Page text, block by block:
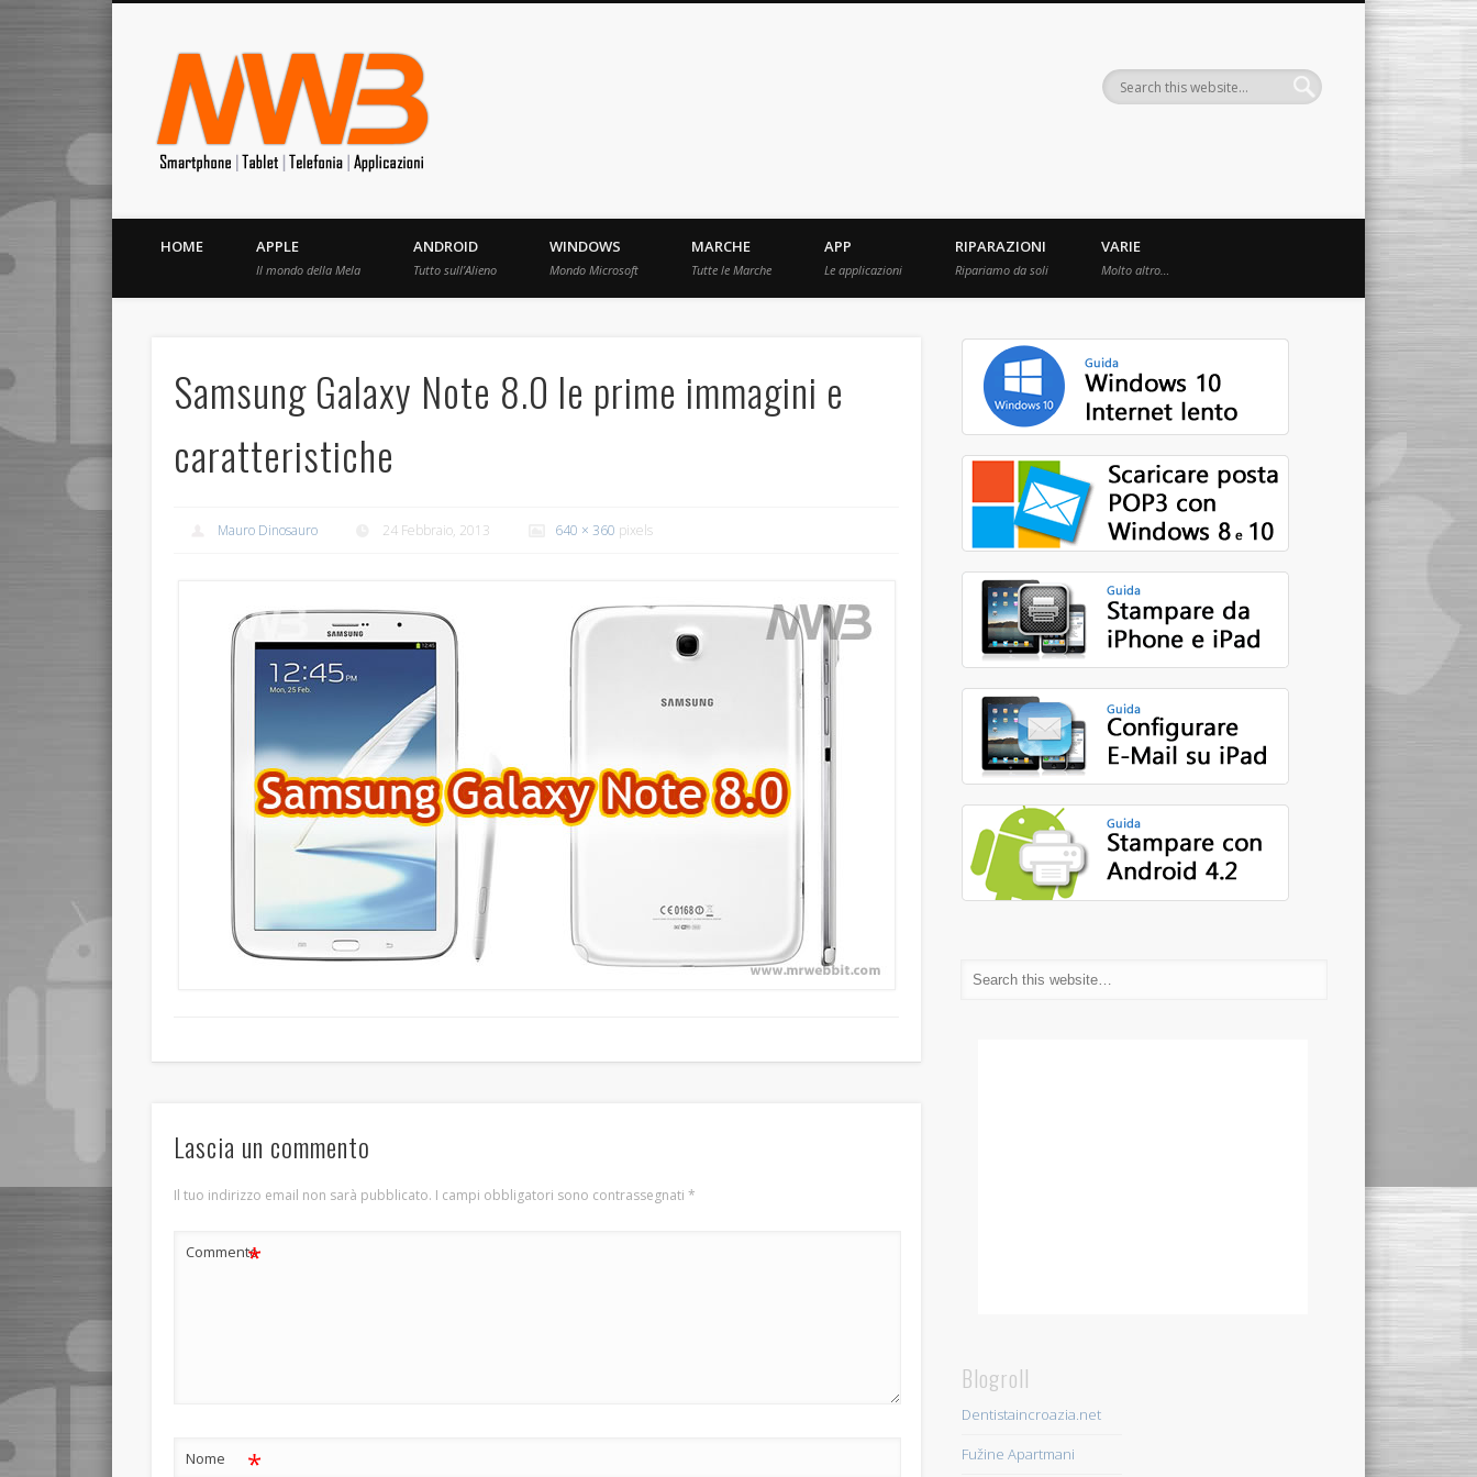
Siete appassionati di telefonia? I migliori Video, Recensioni e Prove raccolti in Rete.
HOME APPLE
Il mondo della Mela
ANDROID
Tutto sull’Alieno
WINDOWS
Mondo Microsoft
MARCHE
Tutte le Marche
APP
Le applicazioni
RIPARAZIONI
Ripariamo da soli
VARIE
Molto altro…
Samsung Galaxy Note 8.0 le prime immagini e
caratteristiche
Mauro Dinosauro 24 Febbraio, 2013 640 × 360 pixels
Lascia un commento
Il tuo indirizzo email non sarà pubblicato. I campi obbligatori sono contrassegnati*
Commento
*
Nome *
Blogroll
Dentistaincroazia.net
Fužine Apartmani